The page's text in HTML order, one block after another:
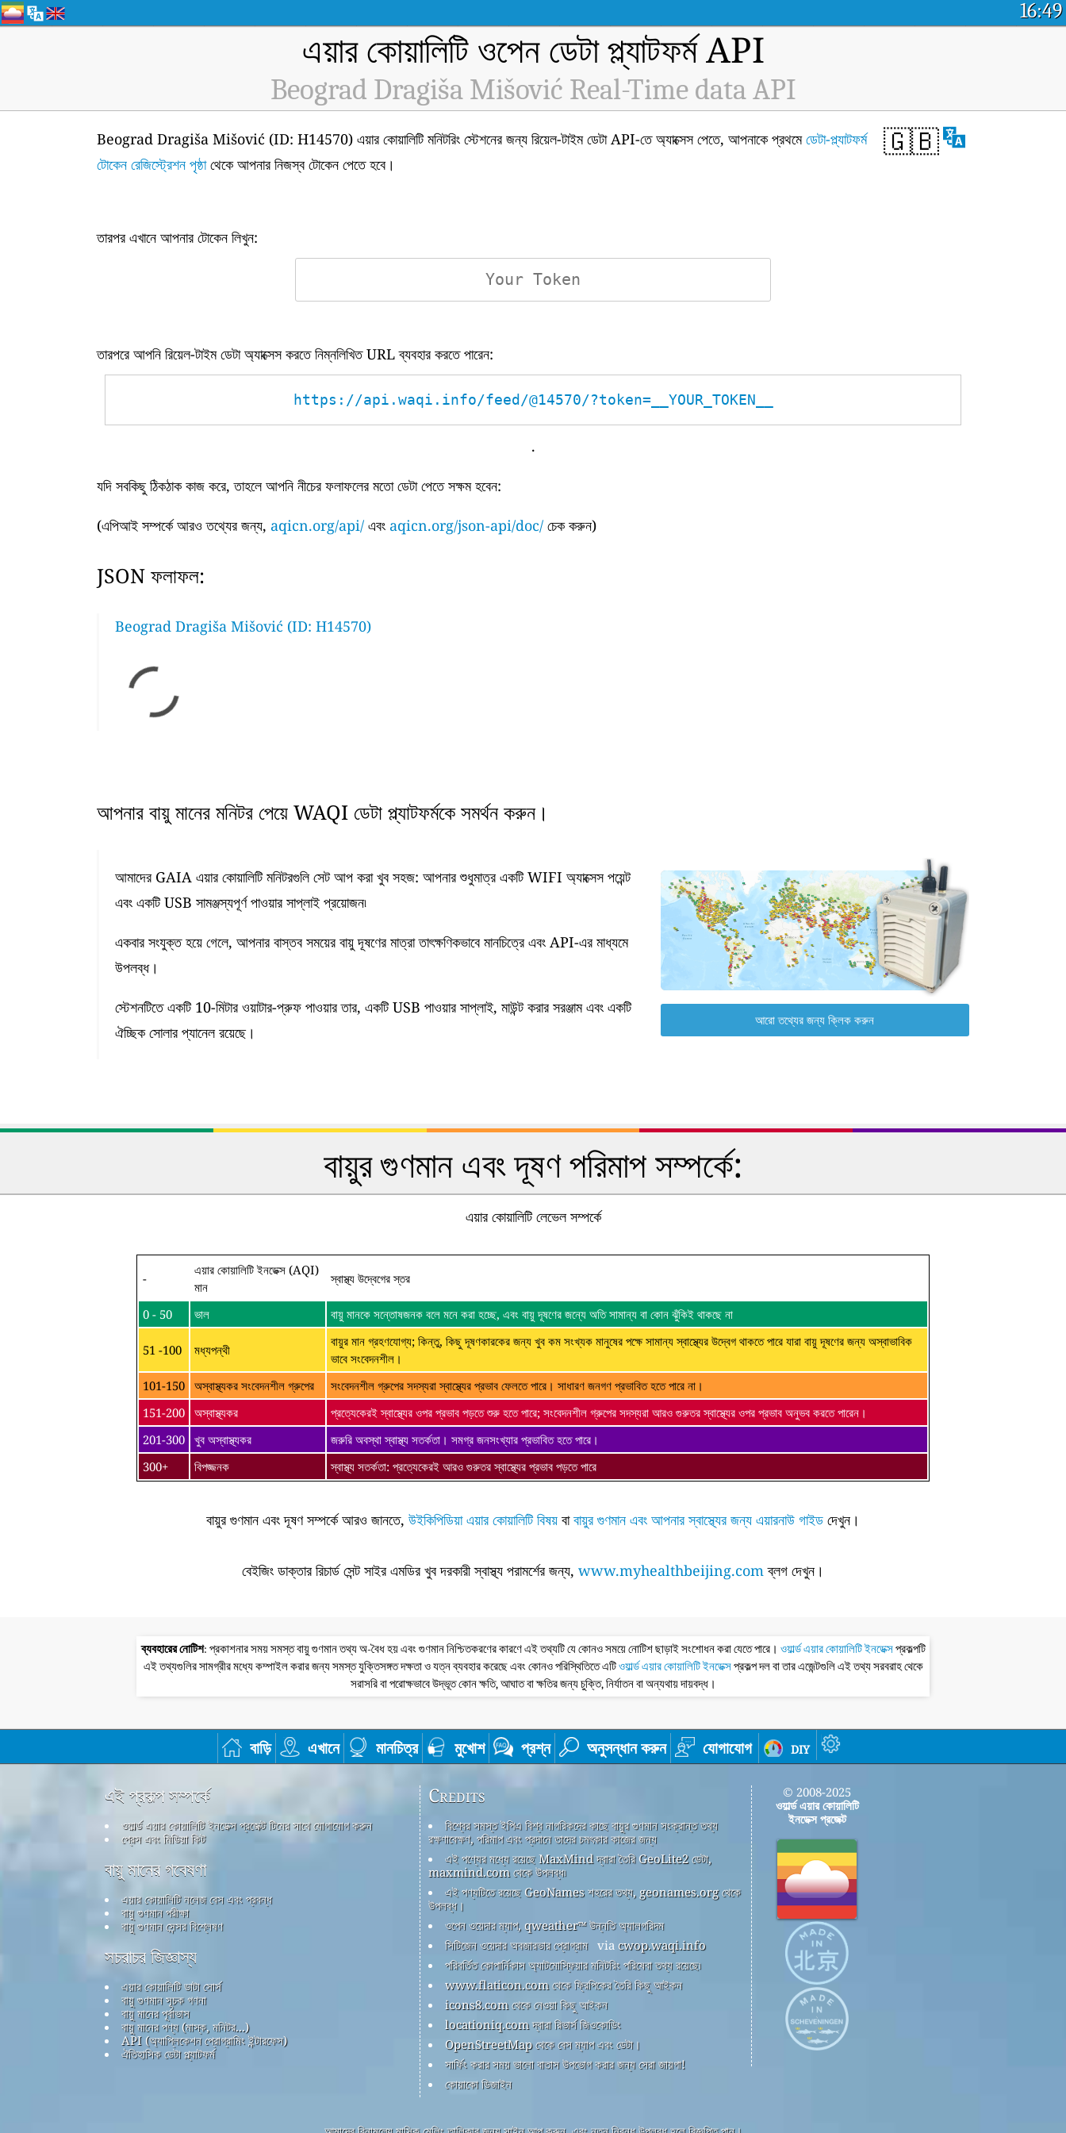
16:49
এয়ার কোয়ালিটি ওপেন ডেটা প্ল্যাটফর্ম API
Beograd Dragiša Mišović Real-Time data API
🇬🇧
Beograd Dragiša Mišović (ID: H14570) এয়ার কোয়ালিটি মনিটরিং স্টেশনের জন্য রিয়েল-টাইম ডেটা API-তে অ্যাক্সেস পেতে, আপনাকে প্রথমেডেটা-প্ল্যাটফর্ম
টোকেন রেজিস্ট্রেশন পৃষ্ঠাথেকে আপনার নিজস্ব টোকেন পেতে হবে।
তারপর এখানে আপনার টোকেন লিখুন:
তারপরে আপনি রিয়েল-টাইম ডেটা অ্যাক্সেস করতে নিম্নলিখিত URL ব্যবহার করতে পারেন:
https://api.waqi.info/feed/@14570/?token=__YOUR_TOKEN__
.
যদি সবকিছু ঠিকঠাক কাজ করে, তাহলে আপনি নীচের ফলাফলের মতো ডেটা পেতে সক্ষম হবেন:
(এপিআই সম্পর্কে আরও তথ্যের জন্য, aqicn.org/api/ এবং aqicn.org/json-api/doc/ চেক করুন)
JSON ফলাফল:
Beograd Dragiša Mišović (ID: H14570)
আপনার বায়ু মানের মনিটর পেয়ে WAQI ডেটা প্ল্যাটফর্মকে সমর্থন করুন।
আমাদের GAIA এয়ার কোয়ালিটি মনিটরগুলি সেট আপ করা খুব সহজ: আপনার শুধুমাত্র একটি WIFI অ্যাক্সেস পয়েন্ট
এবং একটি USB সামঞ্জস্যপূর্ণ পাওয়ার সাপ্লাই প্রয়োজন৷
একবার সংযুক্ত হয়ে গেলে, আপনার বাস্তব সময়ের বায়ু দূষণের মাত্রা তাৎক্ষণিকভাবে মানচিত্রে এবং API-এর মাধ্যমে
উপলব্ধ।
স্টেশনটিতে একটি 10-মিটার ওয়াটার-প্রুফ পাওয়ার তার, একটি USB পাওয়ার সাপ্লাই, মাউন্ট করার সরঞ্জাম এবং একটি
ঐচ্ছিক সোলার প্যানেল রয়েছে।
আরো তথ্যের জন্য ক্লিক করুন
বায়ুর গুণমান এবং দূষণ পরিমাপ সম্পর্কে:
এয়ার কোয়ালিটি লেভেল সম্পর্কে
-
এয়ার কোয়ালিটি ইনডেক্স (AQI)
মান
স্বাস্থ্য উদ্বেগের স্তর
0 - 50 ভাল বায়ু মানকে সন্তোষজনক বলে মনে করা হচ্ছে, এবং বায়ু দূষণের জন্যে অতি সামান্য বা কোন ঝুঁকিই থাকছে না
51 -100 মধ্যপন্থী
বায়ুর মান গ্রহণযোগ্য; কিন্তু, কিছু দূষণকারকের জন্য খুব কম সংখ্যক মানুষের পক্ষে সামান্য স্বাস্থ্যের উদ্বেগ থাকতে পারে যারা বায়ু দূষণের জন্য অস্বাভাবিক
ভাবে সংবেদনশীল।
101-150 অস্বাস্থ্যকর সংবেদনশীল গ্রুপের
সংবেদনশীল গ্রুপের সদস্যরা স্বাস্থ্যের প্রভাব ফেলতে পারে। সাধারণ জনগণ প্রভাবিত হতে পারে না।
151-200 অস্বাস্থ্যকর
প্রত্যেকেরই স্বাস্থ্যের ওপর প্রভাব পড়তে শুরু হতে পারে; সংবেদনশীল গ্রুপের সদস্যরা আরও গুরুতর স্বাস্থ্যের ওপর প্রভাব অনুভব করতে পারেন।
201-300 খুব অস্বাস্থ্যকর
জরুরি অবস্থা স্বাস্থ্য সতর্কতা। সমগ্র জনসংখ্যার প্রভাবিত হতে পারে।
300+
বিপজ্জনক স্বাস্থ্য সতর্কতা: প্রত্যেকেরই আরও গুরুতর স্বাস্থ্যের প্রভাব পড়তে পারে
বায়ুর গুণমান এবং দূষণ সম্পর্কে আরও জানতে, উইকিপিডিয়া এয়ার কোয়ালিটি বিষয় বাবায়ুর গুণমান এবং আপনার স্বাস্থ্যের জন্য এয়ারনাউ গাইড দেখুন।
বেইজিং ডাক্তার রিচার্ড সেন্ট সাইর এমডির খুব দরকারী স্বাস্থ্য পরামর্শের জন্য, www.myhealthbeijing.comব্লগ দেখুন।
ব্যবহারের নোটিশ: প্রকাশনার সময় সমস্ত বায়ু গুণমান তথ্য অ-বৈধ হয় এবং গুণমান নিশ্চিতকরণের কারণে এই তথ্যটি যে কোনও সময়ে নোটিশ ছাড়াই সংশোধন করা যেতে পারে। ওয়ার্ল্ড এয়ার কোয়ালিটি ইনডেক্সপ্রকল্পটি
এই তথ্যগুলির সামগ্রীর মধ্যে কম্পাইল করার জন্য সমস্ত যুক্তিসঙ্গত দক্ষতা ও যত্ন ব্যবহার করেছে এবং কোনও পরিস্থিতিতে এটিওয়ার্ল্ড এয়ার কোয়ালিটি ইনডেক্সপ্রকল্প দল বা তার এজেন্টগুলি এই তথ্য সরবরাহ থেকে
সরাসরি বা পরোক্ষভাবে উদ্ভূত কোন ক্ষতি, আঘাত বা ক্ষতির জন্য চুক্তি, নির্যাতন বা অন্যথায় দায়বদ্ধ।
বাড়ি এখানে মানচিত্র মুখোশ প্রশ্ন অনুসন্ধান করুন যোগাযোগ diy
এই প্রকল্প সম্পর্কে
ওয়ার্ল্ড এয়ার কোয়ালিটি ইনডেক্স প্রজেক্ট টিমের সাথে যোগাযোগ করুন
প্রেস এবং মিডিয়া কিট
বায়ু মানের গবেষণা
এয়ার কোয়ালিটি নলেজ বেস এবং প্রবন্ধ
বায়ু গুণমান পরীক্ষা
বায়ু গুণমান সেন্সর বিশ্লেষণ
সচরাচর জিজ্ঞাস্য
এয়ার কোয়ালিটি ডাটা সোর্স
বায়ু গুণমান সূচক গণনা
বায়ু মানের পূর্বাভাস
বায়ু মানের পণ্য (মাস্ক, মনিটর...)
API (অ্যাপ্লিকেশন প্রোগ্রামিং ইন্টারফেস)
ঐতিহাসিক ডেটা প্ল্যাটফর্ম
Credits
বিশ্বের সমস্ত ইপিএ বিশ্ব নাগরিকদের কাছে বায়ুর গুণমান সংক্রান্ত তথ্য
রক্ষণাবেক্ষণ, পরিমাপ এবং প্রদানে তাদের চমৎকার কাজের জন্য
এই পণ্যের মধ্যে রয়েছে MaxMind দ্বারা তৈরি GeoLite2 ডেটা,
maxmind.com থেকে উপলব্ধ৷
এই পণ্যটিতে রয়েছে GeoNames শহরের তথ্য, geonames.org থেকে
উপলব্ধ।
ওপেন ওয়েদার ম্যাপ, qweather™ উন্নতি অ্যালগরিদম
সিটিজেন ওয়েদার অবজারভার প্রোগ্রাম via cwop.waqi.info
পরিবর্তিত কোপার্নিকাস অ্যাটমোস্ফিয়ার মনিটরিং পরিষেবা তথ্য রয়েছে৷
www.flaticon.com থেকে ফ্রিপিকের তৈরি কিছু আইকন
icons8.com থেকে নেওয়া কিছু আইকন
locationiq.com দ্বারা রিভার্স জিওকোডিং
OpenStreetMap থেকে বেস ম্যাপ এবং ডেটা।
সার্ফিং করার সময় ভালো বাতাস উপভোগ করার জন্য সেরা জায়গা!
কোয়াকো ডিজাইন
© 2008-2025
ওয়ার্ল্ড এয়ার কোয়ালিটি
ইনডেক্স প্রজেক্ট